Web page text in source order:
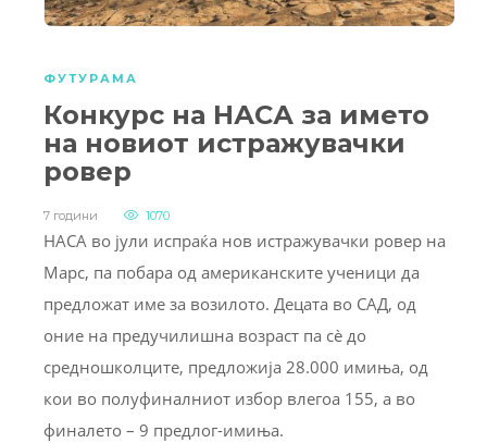
ФУТУРАМА
Конкурс на НАСА за името
на новиот истражувачки
ровер
7 години 1070
НАСА во јули испраќа нов истражувачки ровер на
Марс, па побара од американските ученици да
предложат име за возилото. Децата во САД, од
оние на предучилишна возраст па сè до
средношколците, предложија 28.000 имиња, од
кои во полуфиналниот избор влегоа 155, а во
финалето – 9 предлог-имиња.